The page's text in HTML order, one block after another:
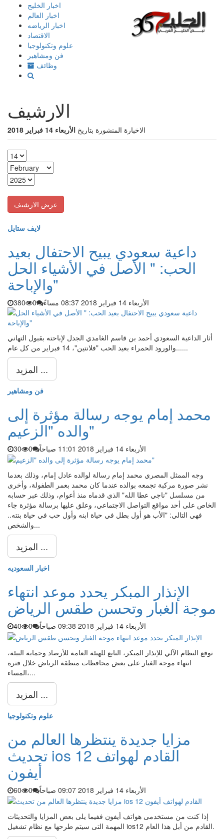
إذهب
المحتوى
اخبار الخليج
اخبار العالم
اخبار الرياضه
الاقتصاد
علوم وتكنولوجيا
فن ومشاهير
وظائف
الارشيف
الاخبارة المنشورة بتاريخ الأربعاء 14 فبراير 2018
لايف ستايل
داعية سعودي يبيح الاحتفال بعيد
الحب: " الأصل في الأشياء الحل
والإباحة"
الأربعاء 14 فبراير 2018 08:37 مساءً 0
380
أثار الداعية السعودي أحمد بن قاسم الغامدي الجدل لإباحته بقبول التهاني
والورود الحمراء بعيد الحب "فلانتين"، 14 فبراير من كل عام......
المزيد ...
فن ومشاهير
محمد إمام يوجه رسالة مؤثرة إلى
والده "الزعيم"
الأربعاء 14 فبراير 2018 11:01 صباحاً 0
30
وجه الممثل المصري ​محمد إمام​ رسالة لوالده ​عادل إمام​، وذلك بعدما
نشر صورة مركبة تجمعه بوالده عندما كان محمد بعمر الطفولة، وأخرى
من مسلسل "ناجي عطا الله" الذي قدماه منذ أعوام، وذلك عبر حسابه
الخاص على أحد مواقع التواصل الاجتماعي، وعلق عليها برسالة مؤثرة جاء
فهي التالي: "الأب هو أول بطل في حياة ابنه وأول حب في حياة بنته..
والشخص...
المزيد ...
اخبار السعوديه
الإنذار المبكر يحدد موعد انتهاء
موجة الغبار وتحسن طقس الرياض
الأربعاء 14 فبراير 2018 09:38 صباحاً 0
40
توقع النظام الآلي للإنذار المبكر، التابع للهيئة العامة للأرصاد وحماية البيئة،
انتهاء موجة الغبار على بعض محافظات منطقة الرياض خلال فترة
المساء،...
المزيد ...
علوم وتكنولوجيا
مزايا جديدة ينتظرها العالم من
تحديث ios 12 القادم لهواتف
أيفون
الأربعاء 14 فبراير 2018 09:07 صباحاً 0
60
إذا كنت من مستخدمى هواتف أيفون ففيما يلى بعض المزايا والتحديثات
المهمة التى سيتم طرحها مع نظام تشغيل ios12 القادم من أبل هذا العام.